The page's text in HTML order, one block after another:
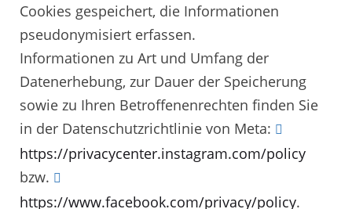
Cookies gespeichert, die Informationen
pseudonymisiert erfassen.
Informationen zu Art und Umfang der
Datenerhebung, zur Dauer der Speicherung
sowie zu Ihren Betroffenenrechten finden Sie
in der Datenschutzrichtlinie von Meta:
https://privacycenter.instagram.com/policy
bzw.
https://www.facebook.com/privacy/policy.